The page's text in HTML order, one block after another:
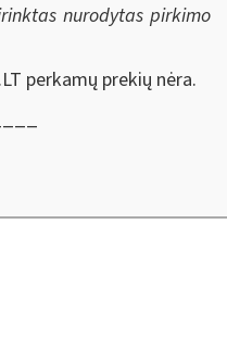
nurodytas pirkimo
perkamų prekių nėra.